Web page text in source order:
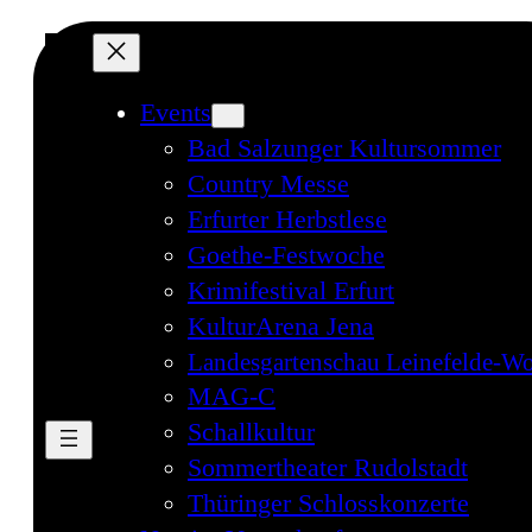
Events
Bad Salzunger Kultursommer
Country Messe
Erfurter Herbstlese
Goethe-Festwoche
Krimifestival Erfurt
KulturArena Jena
Landesgartenschau Leinefelde-
MAG-C
Schallkultur
Sommertheater Rudolstadt
Thüringer Schlosskonzerte